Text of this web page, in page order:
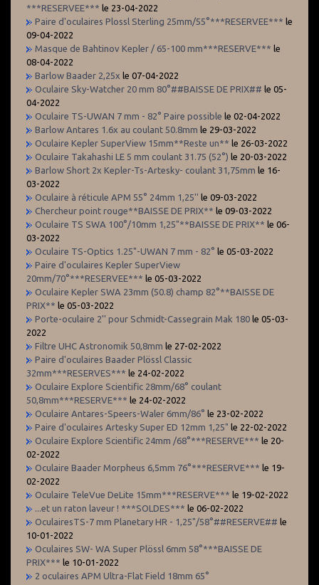
***RESERVEE*** le 23-04-2022
Paire d'oculaires Plossl Sterling 25mm/55°***RESERVEE*** le
09-04-2022
Masque de Bahtinov Kepler / 65-100 mm***RESERVE*** le
08-04-2022
Barlow Baader 2,25x le 07-04-2022
Oculaire Sky-Watcher 20 mm 80°##BAISSE DE PRIX## le 05-
04-2022
Oculaire TS-UWAN 7 mm - 82° Paire possible le 02-04-2022
Barlow Antares 1.6x au coulant 50.8mm le 29-03-2022
Oculaire Kepler SuperView 15mm**Reste un** le 26-03-2022
Oculaire Takahashi LE 5 mm coulant 31.75 (52°) le 20-03-2022
Barlow Short 2x Kepler-Ts-Artesky- coulant 31,75mm le 16-
03-2022
Oculaire à réticule APM 55° 24mm 1,25'' le 09-03-2022
Chercheur point rouge**BAISSE DE PRIX** le 09-03-2022
Oculaire TS SWA 100°/10mm 1,25"**BAISSE DE PRIX** le 06-
03-2022
Oculaire TS-Optics 1.25"-UWAN 7 mm - 82° le 05-03-2022
Paire d'oculaires Kepler SuperView
20mm/70°***RESERVEE*** le 05-03-2022
Oculaire Kepler SWA 23mm (50.8) champ 82°**BAISSE DE
PRIX** le 05-03-2022
Porte-oculaire 2'' pour Schmidt-Cassegrain Mak 180 le 05-03-
2022
Filtre UHC Astronomik 50,8mm le 27-02-2022
Paire d'oculaires Baader Plössl Classic
32mm***RESERVES*** le 24-02-2022
Oculaire Explore Scientific 28mm/68° coulant
50,8mm***RESERVE*** le 24-02-2022
Oculaire Antares-Speers-Waler 6mm/86° le 23-02-2022
Paire d'oculaires Artesky Super ED 12mm 1,25" le 22-02-2022
Oculaire Explore Scientific 24mm /68°***RESERVE*** le 20-
02-2022
Oculaire Baader Morpheus 6,5mm 76°***RESERVE*** le 19-
02-2022
Oculaire TeleVue DeLite 15mm***RESERVE*** le 19-02-2022
...et un raton laveur ! ***SOLDES*** le 06-02-2022
OculairesTS-7 mm Planetary HR - 1,25"/58°##RESERVE## le
10-01-2022
Oculaires SW- WA Super Plössl 6mm 58°***BAISSE DE
PRIX*** le 10-01-2022
2 oculaires APM Ultra-Flat Field 18mm 65°